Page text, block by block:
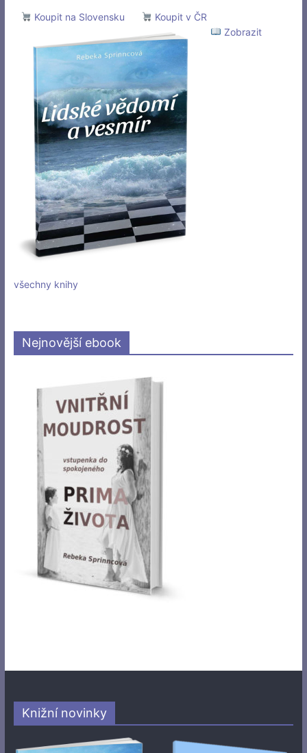
Koupit na Slovensku
Koupit v ČR
Zobrazit
všechny knihy
Nejnovější ebook
Knižní novinky